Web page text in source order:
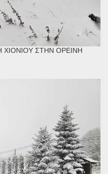
ΧΙΟΝΙΟΎ ΣΤΗΝ ΟΡΕΙΝΉ